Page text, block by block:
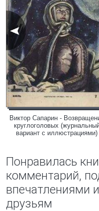
Виктор Сапарин -
круглоголовых
вариант с иллюстрациями)
Понравилась
комментарий,
впечатлениями
друзьям